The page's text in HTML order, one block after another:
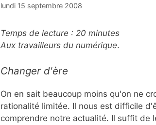
lundi 15 septembre 2008
Temps de lecture : 20 minutes
Aux travailleurs du numérique.
Changer d'ère
On en sait beaucoup moins qu'on ne
rationalité limitée. Il nous est difficile
comprendre notre actualité. Il suffit de